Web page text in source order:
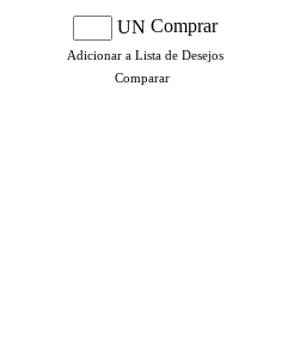
UN Comprar
Adicionar a Lista de Desejos
Comparar